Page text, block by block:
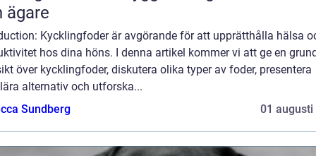
ägare
Kycklingfoder är avgörande för att upprätthålla hälsa
hos dina höns. I denna artikel kommer vi att ge en
över kycklingfoder, diskutera olika typer av foder, presentera
alternativ och utforska...
Sundberg
01 augusti